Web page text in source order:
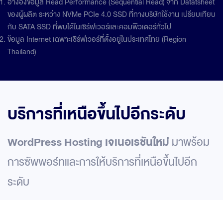
ของผู้ผลิต ระหว่าง NVMe PCIe 4.0 SSD ที่ทางบริษัทใช้งาน เปรียบเทียบ
กับ SATA SSD ที่พบได้ในเซิร์ฟเวอร์และคอมพิวเตอร์ทั่วไป
ข้อมูล Internet เฉพาะเซิร์ฟเวอร์ที่ตั้งอยู่ในประเทศไทย (Region
Thailand)
บริการที่เหนือขึ้นไปอีกระดับ
WordPress Hosting เจเนอเรชันใหม่ มาพร้อม
การซัพพอร์ทและการให้บริการที่เหนือขึ้นไปอีก
ระดับ